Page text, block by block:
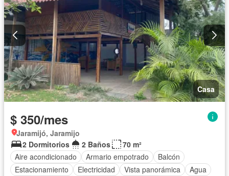
Casa
$ 350/mes
Jaramijó, Jaramijo
2 Dormitorios
2 Baños
70 m²
Aire acondicionado
Armario empotrado
Balcón
Estacionamiento
Electricidad Vista panorámica
Agua